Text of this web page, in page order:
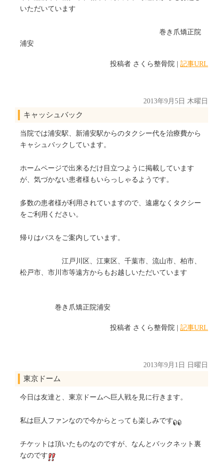
いただいています
巻き爪矯正院
浦安
投稿者 さくら整骨院 | 記事URL
2013年9月5日 木曜日
キャッシュバック
当院では浦安駅、新浦安駅からのタクシー代を治療費から
キャシュバックしています。
ホームページで出来るだけ目立つように掲載しています
が、気づかない患者様もいらっしゃるようです。
多数の患者様が利用されていますので、遠慮なくタクシー
をご利用ください。
帰りはバスをご案内しています。
江戸川区、江東区、千葉市、流山市、柏市、
松戸市、市川市等遠方からもお越しいただいています
巻き爪矯正院浦安
投稿者 さくら整骨院 | 記事URL
2013年9月1日 日曜日
東京ドーム
今日は友達と、東京ドームへ巨人戦を見に行きます。
私は巨人ファンなので今からとっても楽しみです
チケットは頂いたものなのですが、なんとバックネット裏
なのです